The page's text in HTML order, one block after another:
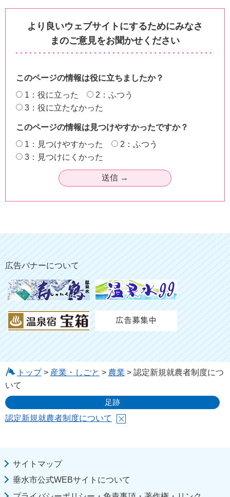
より良いウェブサイトにするためにみなさ
まのご意見をお聞かせください
このページの情報は役に立ちましたか？
1：役に立った
2：ふつう
3：役に立たなかった
このページの情報は見つけやすかったですか？
1：見つけやすかった
2：ふつう
3：見つけにくかった
広告バナーについて
トップ> 産業・しごと > 農業 > 認定新規就農者制度につ
いて
足跡
認定新規就農者制度について
サイトマップ
垂水市公式WEBサイトについて